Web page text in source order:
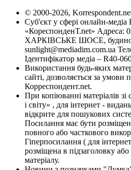
© 2000-2026,
Суб'єкт у сфері онлайн-медіа
«КореспонденТ.net» Адреса:
ХАРКІВСЬКЕ ШОСЕ, будинок
sunlight@mediadim.com.ua
Ідентифікатор медіа – R40-
Використання будь-яких
сайті, дозволяється за умови
Корреспондент.net.
При копіюванні матеріалів
і світу» , для інтернет -
відкрите для пошукових
Посилання має бути
повного або часткового
Гіперпосилання ( для
розміщена в підзаголовку
матеріалу.